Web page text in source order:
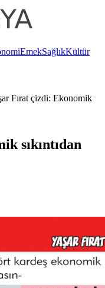
EmekSağlıkKültür
Fırat çizdi: Ekonomik
sıkıntıdan